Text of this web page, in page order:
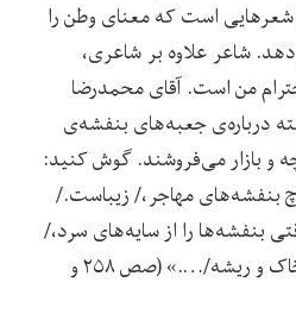
شعرهایی است که معنای وطن را
شاعر علاوه بر شاعری،
من است. آقای محمدرضا
درباره‌ی جعبه‌های بنفشه‌ی
و بازار می‌فروشند. گوش کنید:
بنفشه‌های مهاجر،/ زیباست./
بنفشه‌ها را از سایه‌های سرد،/
در اطلس شمیم بهاران/ با خاک و ریشه/….» (صص ۲۵۸ و